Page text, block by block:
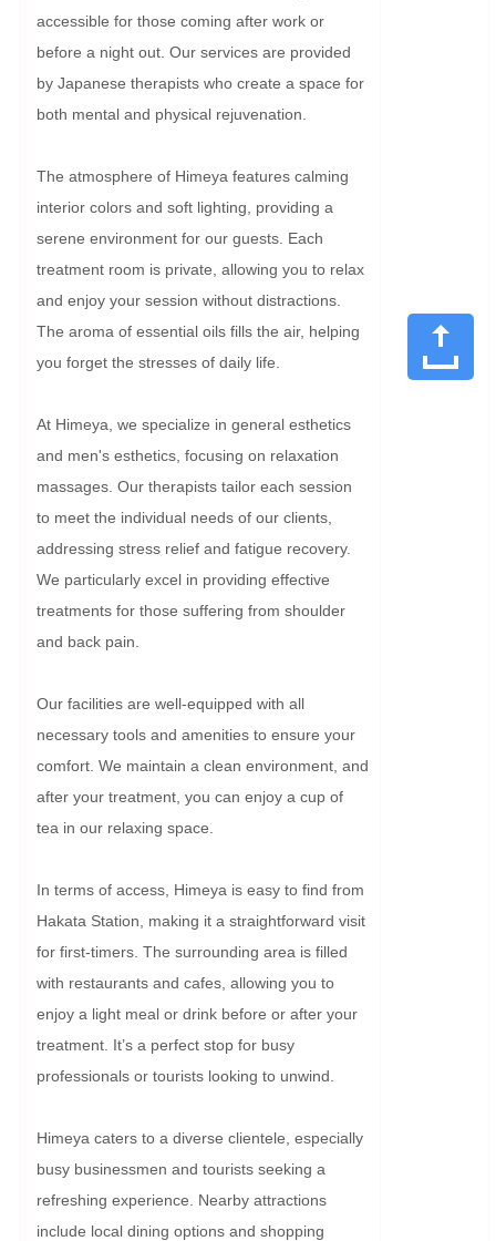
accessible for those coming after work or
before a night out. Our services are provided
by Japanese therapists who create a space for
both mental and physical rejuvenation.
The atmosphere of Himeya features calming
interior colors and soft lighting, providing a
serene environment for our guests. Each
treatment room is private, allowing you to relax
and enjoy your session without distractions.
The aroma of essential oils fills the air, helping
you forget the stresses of daily life.
At Himeya, we specialize in general esthetics
and men's esthetics, focusing on relaxation
massages. Our therapists tailor each session
to meet the individual needs of our clients,
addressing stress relief and fatigue recovery.
We particularly excel in providing effective
treatments for those suffering from shoulder
and back pain.
Our facilities are well-equipped with all
necessary tools and amenities to ensure your
comfort. We maintain a clean environment, and
after your treatment, you can enjoy a cup of
tea in our relaxing space.
In terms of access, Himeya is easy to find from
Hakata Station, making it a straightforward visit
for first-timers. The surrounding area is filled
with restaurants and cafes, allowing you to
enjoy a light meal or drink before or after your
treatment. It’s a perfect stop for busy
professionals or tourists looking to unwind.
Himeya caters to a diverse clientele, especially
busy businessmen and tourists seeking a
refreshing experience. Nearby attractions
include local dining options and shopping